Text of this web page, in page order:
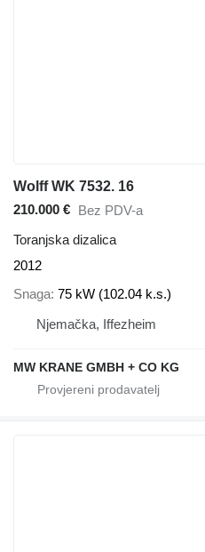
Wolff WK 7532. 16
210.000 € Bez PDV-a
Toranjska dizalica
2012
Snaga 75 kW (102.04 k.s.)
Njemačka, Iffezheim
MW KRANE GMBH + CO KG